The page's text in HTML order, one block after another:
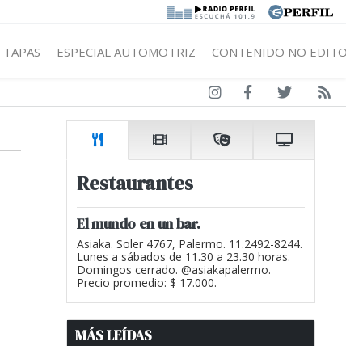
|
TAPAS ESPECIAL AUTOMOTRIZ CONTENIDO NO
Restaurantes
El mundo en un bar.
Asiaka. Soler 4767, Palermo. 11.2492-8244.
Lunes a sábados de 11.30 a 23.30 horas.
Domingos cerrado. @asiakapalermo.
Precio promedio: $ 17.000.
MÁS LEÍDAS